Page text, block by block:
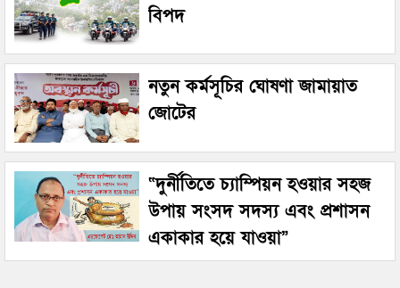
বিপদ
নতুন কর্মসূচির ঘোষণা জামায়াত
জোটের
“দুর্নীতিতে চ্যাম্পিয়ন হওয়ার সহজ
উপায় সংসদ সদস্য এবং প্রশাসন
একাকার হয়ে যাওয়া”